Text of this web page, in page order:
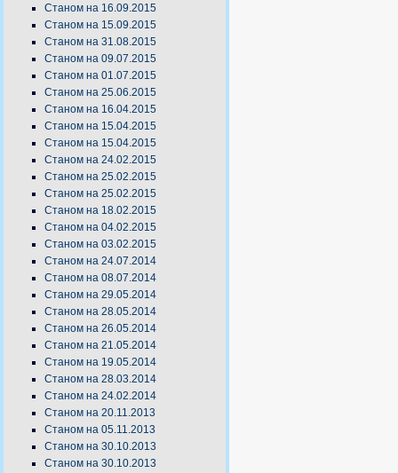
Станом на 16.09.2015
Станом на 15.09.2015
Станом на 31.08.2015
Станом на 09.07.2015
Станом на 01.07.2015
Станом на 25.06.2015
Станом на 16.04.2015
Станом на 15.04.2015
Станом на 15.04.2015
Станом на 24.02.2015
Станом на 25.02.2015
Станом на 25.02.2015
Станом на 18.02.2015
Станом на 04.02.2015
Станом на 03.02.2015
Станом на 24.07.2014
Станом на 08.07.2014
Станом на 29.05.2014
Станом на 28.05.2014
Станом на 26.05.2014
Станом на 21.05.2014
Станом на 19.05.2014
Станом на 28.03.2014
Станом на 24.02.2014
Станом на 20.11.2013
Станом на 05.11.2013
Станом на 30.10.2013
Станом на 30.10.2013